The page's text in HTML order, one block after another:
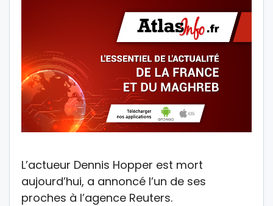
L’actueur Dennis Hopper est mort
aujourd’hui, a annoncé l’un de ses
proches à l’agence Reuters.